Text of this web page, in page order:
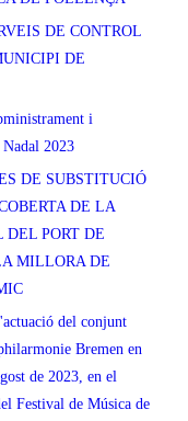
DE CONTROL
DE
i
2023
DE SUBSTITUCIÓ
DE LA
DEL PORT DE
MILLORA DE
del conjunt
Bremen en
de 2023, en el
Festival de Música de